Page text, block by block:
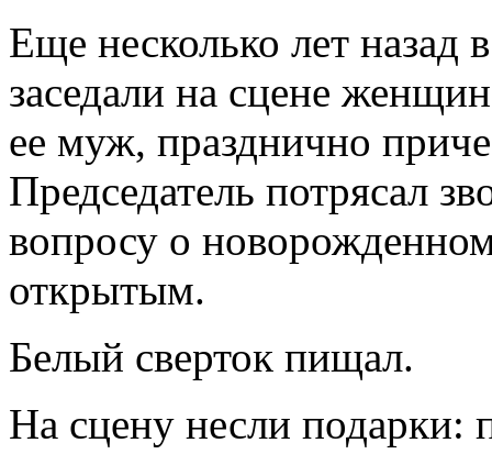
Еще несколько лет назад
заседали на сцене
ее муж, празднично
Председатель потрясал
вопросу о
открытым.
Белый сверток пищал.
На сцену несли подарки: